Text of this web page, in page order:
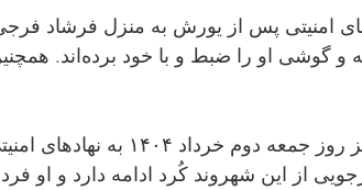
امنیتی پس از یورش به منزل فرشاد
وسایل منزل را به حیاط
فرشاد فرجی پس از آزادی نیز روز